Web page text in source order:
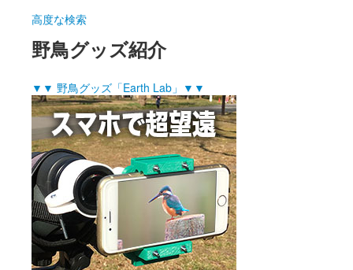
高度な検索
野鳥グッズ紹介
▼▼ 野鳥グッズ「Earth Lab」▼▼